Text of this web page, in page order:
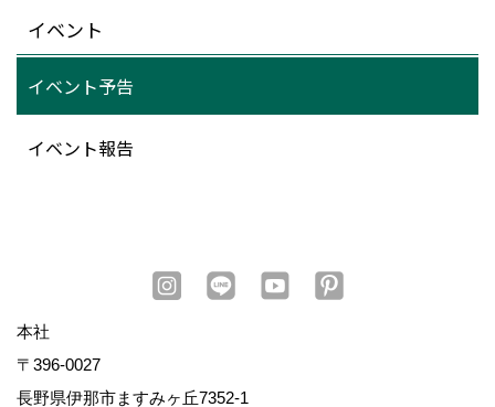
イベント
イベント予告
イベント報告
本社
〒396-0027
長野県伊那市ますみヶ丘7352-1